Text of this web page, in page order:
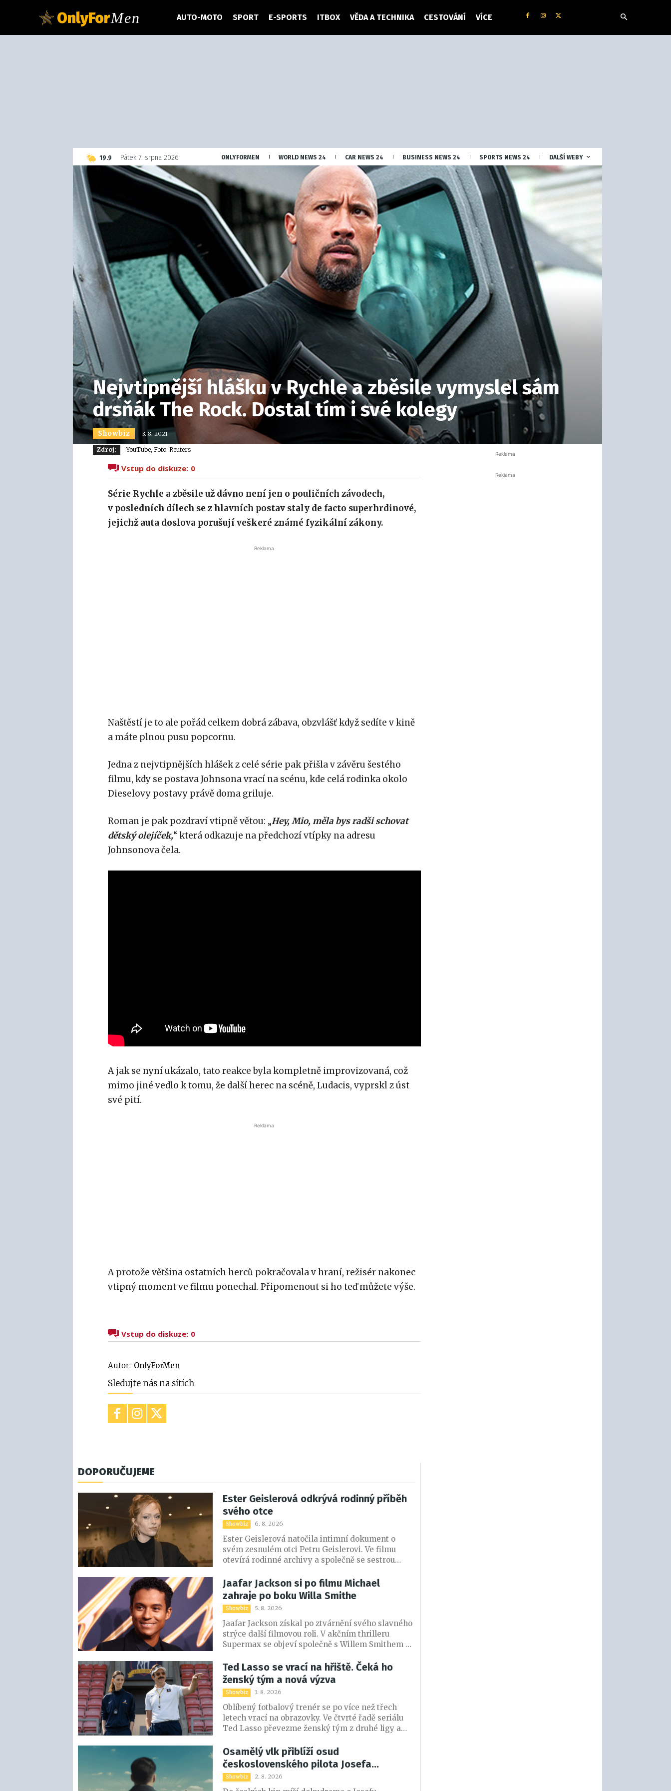
OnlyForMen AUTO-MOTO SPORT E-SPORTS ITBOX VĚDA A TECHNIKA CESTOVÁNÍ VÍCE
19.9 Czech
Pátek 7. srpna 2026 ONLYFORMEN WORLD NEWS 24 CAR NEWS 24 BUSINESS NEWS 24 SPORTS NEWS 24 DALŠÍ WEBY
Nejvtipnější hlášku v Rychle a zběsile vymyslel sám
drsňák The Rock. Dostal tím i své kolegy
Showbiz 3. 8. 2021
Zdroj: YouTube, Foto: Reuters
Vstup do diskuze: 0
Série Rychle a zběsile už dávno není jen o pouličních závodech,
v posledních dílech se z hlavních postav staly de facto superhrdinové,
jejichž auta doslova porušují veškeré známé fyzikální zákony.
Reklama
Naštěstí je to ale pořád celkem dobrá zábava, obzvlášť když sedíte v kině
a máte plnou pusu popcornu.
Jedna z nejvtipnějších hlášek z celé série pak přišla v závěru šestého
filmu, kdy se postava Johnsona vrací na scénu, kde celá rodinka okolo
Dieselovy postavy právě doma griluje.
Roman je pak pozdraví vtipně větou: „Hey, Mio, měla bys radši schovat
dětský olejíček,“ která odkazuje na předchozí vtípky na adresu
Johnsonova čela.
A jak se nyní ukázalo, tato reakce byla kompletně improvizovaná, což
mimo jiné vedlo k tomu, že další herec na scéně, Ludacis, vyprskl z úst
své pití.
Reklama
A protože většina ostatních herců pokračovala v hraní, režisér nakonec
vtipný moment ve filmu ponechal. Připomenout si ho teď můžete výše.
Vstup do diskuze: 0
Autor: OnlyForMen
Sledujte nás na sítích
DOPORUČUJEME
Ester Geislerová odkrývá rodinný příběh
svého otce
Showbiz 6. 8. 2026
Ester Geislerová natočila intimní dokument o
svém zesnulém otci Petru Geislerovi. Ve filmu
otevírá rodinné archivy a společně se sestrou
měl v sobě vřelost i temnější stránku.
Jaafar Jackson si po filmu Michael
zahraje po boku Willa Smithe
Showbiz 5. 8. 2026
Jaafar Jackson získal po ztvárnění svého slavného
strýce další filmovou roli. V akčním thrilleru
Supermax se objeví společně s Willem Smithem a
zatím tvůrci tají.
Ted Lasso se vrací na hřiště. Čeká ho
ženský tým a nová výzva
Showbiz 3. 8. 2026
Oblíbený fotbalový trenér se po více než třech
letech vrací na obrazovky. Ve čtvrté řadě seriálu
Ted Lasso převezme ženský tým z druhé ligy a
Osamělý vlk přiblíží osud
československého pilota Josefa
Františka
Showbiz 2. 8. 2026
Reklama
Reklama